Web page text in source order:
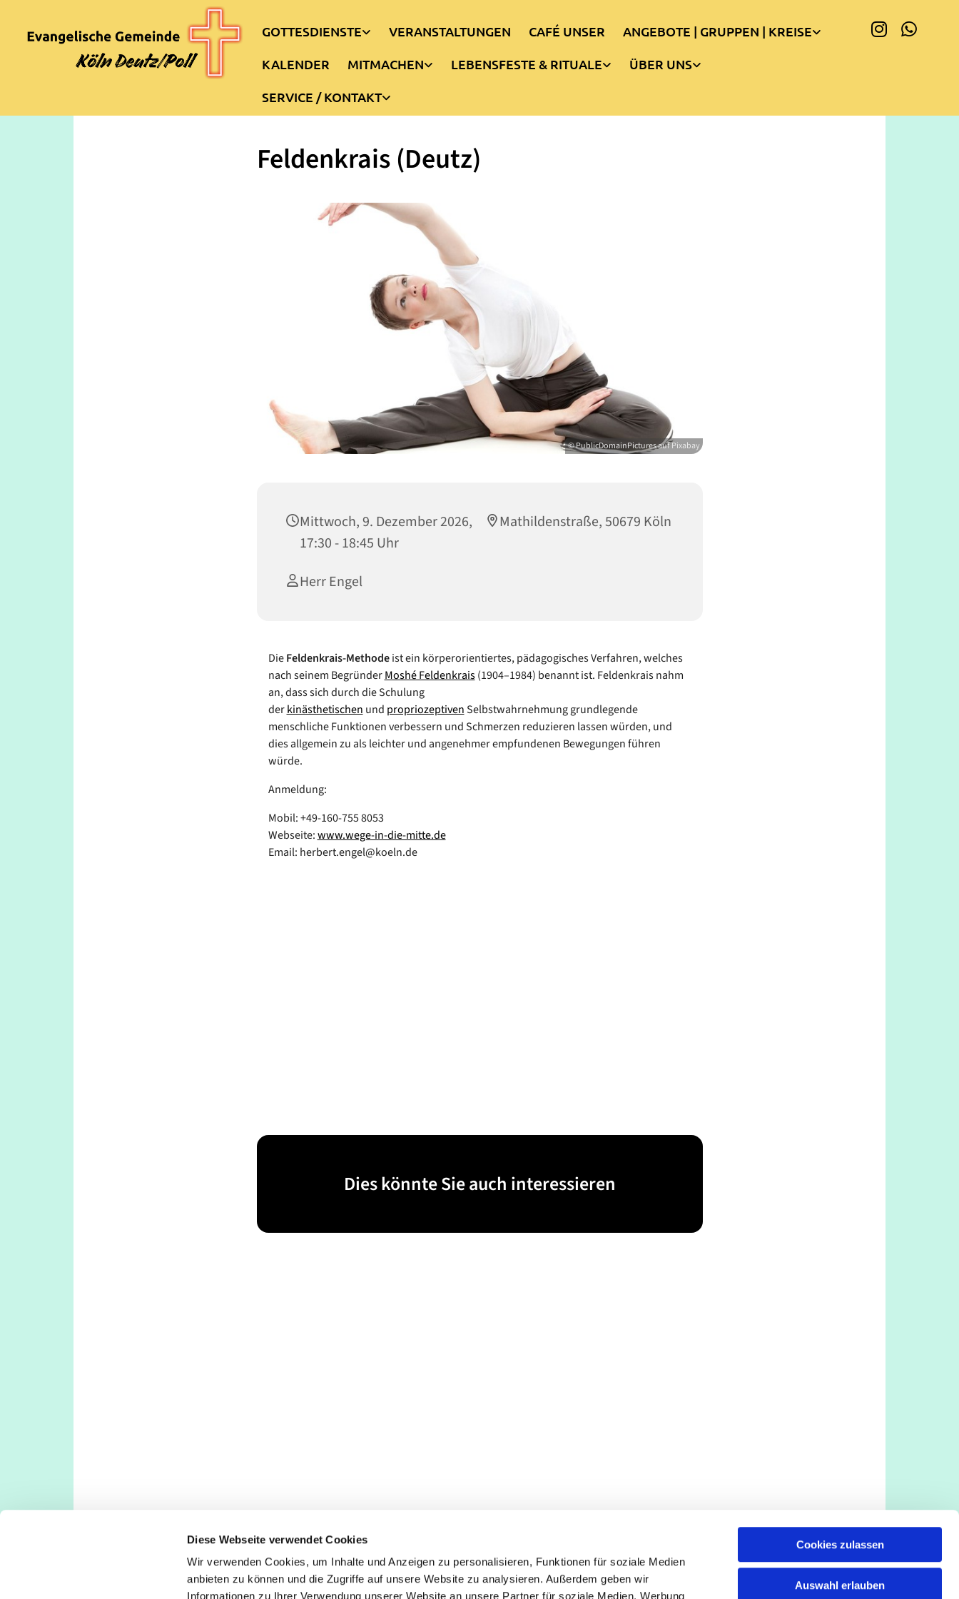
Diese Webseite verwendet Cookies
Wir verwenden Cookies, um Inhalte und Anzeigen zu personalisieren, Funktionen für soziale Medien
anbieten zu können und die Zugriffe auf unsere Website zu analysieren. Außerdem geben wir
Informationen zu Ihrer Verwendung unserer Website an unsere Partner für soziale Medien, Werbung
Cookies zulassen
Auswahl erlauben
GOTTESDIENSTE VERANSTALTUNGEN CAFÉ UNSER
ANGEBOTE | GRUPPEN | KREISE
KALENDER
MITMACHEN LEBENSFESTE & RITUALE
ÜBER UNS
SERVICE / KONTAKT
Feldenkrais (Deutz)
© PublicDomainPictures auf Pixabay
Mittwoch, 9. Dezember 2026,
17:30 - 18:45 Uhr
Mathildenstraße, 50679 Köln
Herr Engel
DieFeldenkrais-Methodeist ein körperorientiertes, pädagogisches Verfahren, welches
nach seinem BegründerMoshé Feldenkrais(1904–1984) benannt ist. Feldenkrais nahm
an, dass sich durch die Schulung
derkinästhetischen und propriozeptivenSelbstwahrnehmung grundlegende
menschliche Funktionen verbessern und Schmerzen reduzieren lassen würden, und
dies allgemein zu als leichter und angenehmer empfundenen Bewegungen führen
würde.
Anmeldung:
Mobil: +49-160-755 8053
Webseite:www.wege-in-die-mitte.de
Email: herbert.engel@koeln.de
Dies könnte Sie auch interessieren
Evangelische Kirchengemeinde Köln-Deutz/Poll
Deutz: Tempelstraße 29, 50679 Köln